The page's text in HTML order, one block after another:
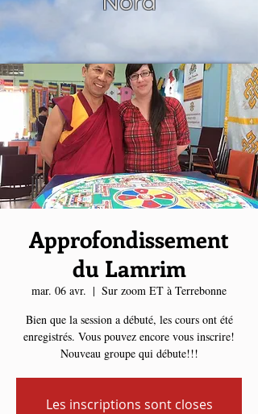
Approfondissement
du Lamrim
mar. 06 avr.
  |
Sur zoom ET à Terrebonne
Bien que la session a débuté, les cours ont été
enregistrés. Vous pouvez encore vous inscrire!
Nouveau groupe qui débute!!!
Les inscriptions sont closes